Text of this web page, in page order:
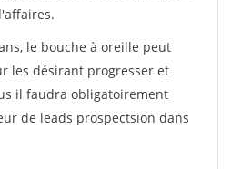
le bouche à oreille peut
les désirant progresser et
il faudra obligatoirement
de leads prospectsion dans